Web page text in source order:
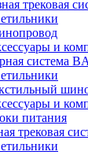
трековая
и
система
и
питания
трековая